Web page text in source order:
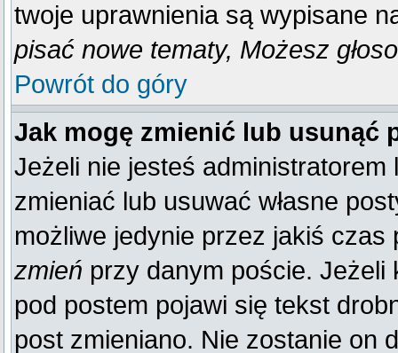
twoje uprawnienia są wypisane
pisać nowe tematy, Możesz
Powrót do góry
Jak mogę zmienić lub usunąć
Jeżeli nie jesteś
zmieniać lub usuwać własne
możliwe jedynie przez jakiś
zmień przy danym poście. Jeżeli
pod postem pojawi się tekst
post zmieniano. Nie zostanie on